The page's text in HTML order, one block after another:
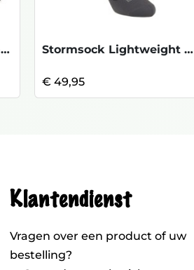
Explorer HW MerinoComfort Boot - Anthrac Stormsock Lightweight Boot - Black/MidGr
€ 49,95
Klantendienst
Vragen over een product of uw
bestelling?